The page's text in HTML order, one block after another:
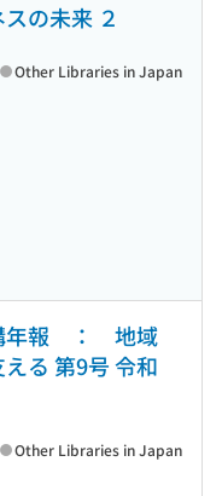
の未来 ２
Other Libraries in Japan
年報 ： 地域
る 第9号 令和
Other Libraries in Japan